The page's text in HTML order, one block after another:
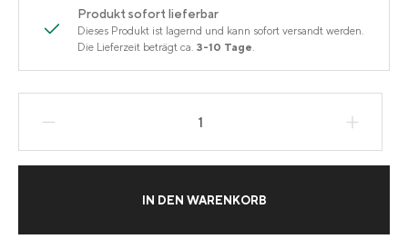
Produkt sofort lieferbar
Dieses Produkt ist lagernd und kann sofort versandt werden.
Die Lieferzeit beträgt ca. 3-10 Tage
IN DEN WARENKORB